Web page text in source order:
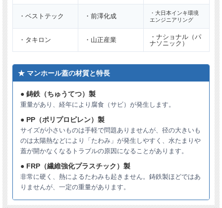
安全荷重
【安全荷重とは】自動車1輪あたりの概略重量で
す。
ロック ロック付き
用途 ガレージ用（4ｔ車未満）
材質 FRP（繊維強化プラスチック）製
※複数枚ご注文の場合は納期がかかる場合がございます。
・ベストテック ・前澤化成
・大日本インキ環境
エンジニアリング
・タキロン ・山正産業
・ナショナル（パ
ナソニック）
★ マンホール蓋の材質と特長
● 鋳鉄（ちゅうてつ）製
重量があり、経年により腐食（サビ）が発生します。
● PP（ポリプロピレン）製
サイズが小さいものは手軽で問題ありませんが、径の大きいも
のは太陽熱などにより「たわみ」が発生しやすく、水たまりや
蓋が開かなくなるトラブルの原因になることがあります。
● FRP（繊維強化プラスチック）製
非常に硬く、熱によるたわみも起きません。鋳鉄製ほどではあ
りませんが、一定の重量があります。